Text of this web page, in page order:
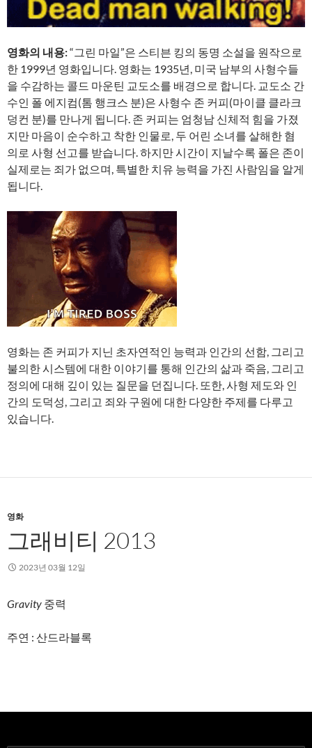
영화의 내용:“그린 마일”은 스티븐 킹의 동명 소설을 원작으로
한 1999년 영화입니다. 영화는 1935년, 미국 남부의 사형수들
을 수감하는 콜드 마운틴 교도소를 배경으로 합니다. 교도소 간
수인 폴 에지컴(톰 행크스 분)은 사형수 존 커피(마이클 클라크
덩컨 분)를 만나게 됩니다. 존 커피는 엄청남 신체적 힘을 가졌
지만 마음이 순수하고 착한 인물로, 두 어린 소녀를 살해한 혐
의로 사형 선고를 받습니다. 하지만 시간이 지날수록 폴은 존이
실제로는 죄가 없으며, 특별한 치유 능력을 가진 사람임을 알게
됩니다.
영화는 존 커피가 지닌 초자연적인 능력과 인간의 선함, 그리고
불의한 시스템에 대한 이야기를 통해 인간의 삶과 죽음, 그리고
정의에 대해 깊이 있는 질문을 던집니다. 또한, 사형 제도와 인
간의 도덕성, 그리고 죄와 구원에 대한 다양한 주제를 다루고
있습니다.
영화
그래비티 2013
2023년 03월 12일
Gravity 중력
주연 : 산드라블록